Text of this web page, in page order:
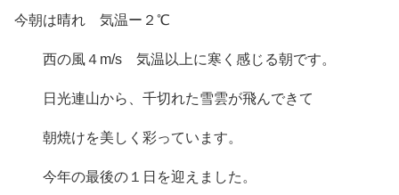
今朝は晴れ 気温ー２℃
西の風４m/s 気温以上に寒く感じる朝です。
日光連山から、千切れた雪雲が飛んできて
朝焼けを美しく彩っています。
今年の最後の１日を迎えました。